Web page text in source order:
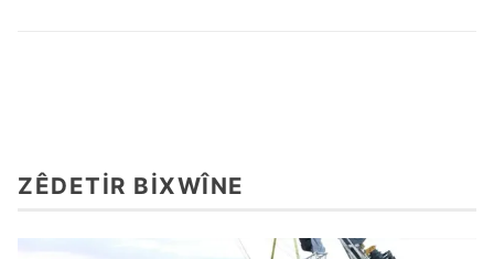
ZÊDETIR BIXWÎNE